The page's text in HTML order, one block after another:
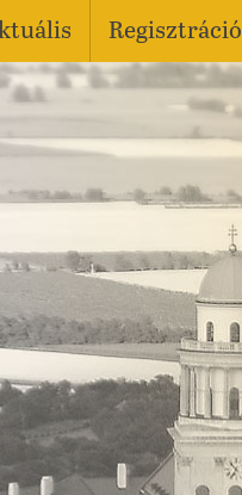
Regisztráció